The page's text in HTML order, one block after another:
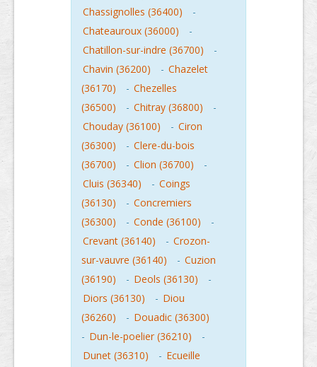
Chassignolles (36400)
-
Chateauroux (36000)
-
Chatillon-sur-indre (36700)
-
Chavin (36200)
- Chazelet
(36170)
- Chezelles
(36500)
- Chitray (36800)
-
Chouday (36100)
- Ciron
(36300)
- Clere-du-bois
(36700)
- Clion (36700)
-
Cluis (36340)
- Coings
(36130)
- Concremiers
(36300)
- Conde (36100)
-
Crevant (36140)
- Crozon-
sur-vauvre (36140)
- Cuzion
(36190)
- Deols (36130)
-
Diors (36130)
- Diou
(36260)
- Douadic (36300)
- Dun-le-poelier (36210)
-
Dunet (36310)
- Ecueille